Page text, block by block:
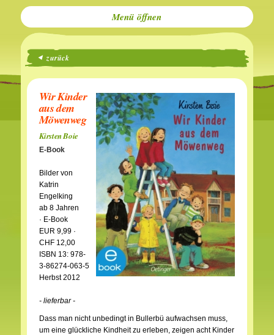
Menü
zurück
Wir Kinder
aus dem
Möwenweg
Kirsten Boie
E-Book
Bilder von
Katrin
Engelking
ab 8 Jahren
· E-Book
EUR 9,99 ·
CHF 12,00
ISBN 13: 978-
3-86274-063-5
Herbst 2012
- lieferbar -
Dass man nicht unbedingt in Bullerbü aufwachsen muss,
um eine glückliche Kindheit zu erleben, zeigen acht Kinder